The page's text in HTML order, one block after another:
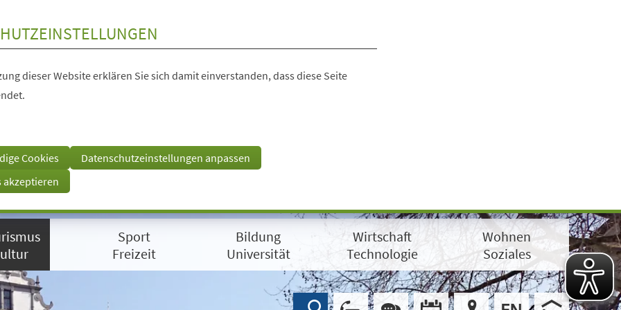
dieser Website erklären Sie sich damit einverstanden, dass diese Seite
Cookies
Datenschutzeinstellungen anpassen
akzeptieren
Sport
Freizeit
Bildung
Universität
Wirtschaft
Technologie
Wohnen
Soziales